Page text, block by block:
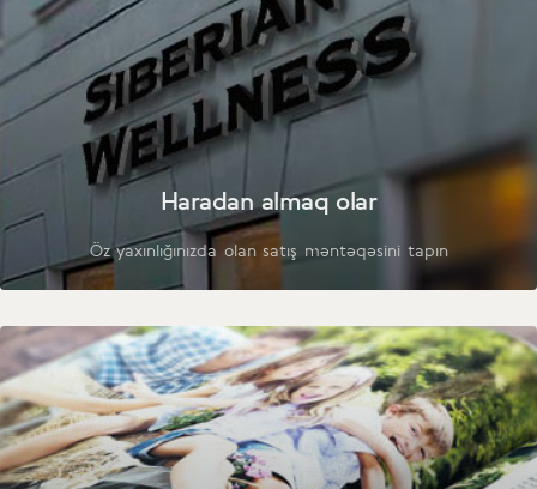
Haradan almaq olar
Öz yaxınlığınızda olan satış məntəqəsini tapın